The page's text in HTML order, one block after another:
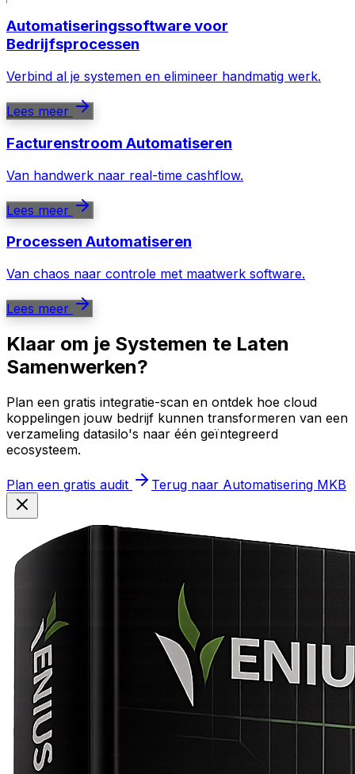
Automatiseringssoftware voor
Bedrijfsprocessen
Verbind al je systemen en elimineer handmatig werk.
Lees meer
Facturenstroom Automatiseren
Van handwerk naar real-time cashflow.
Lees meer
Processen Automatiseren
Van chaos naar controle met maatwerk software.
Lees meer
Klaar om je Systemen te Laten
Samenwerken?
Plan een gratis integratie-scan en ontdek hoe cloud
koppelingen jouw bedrijf kunnen transformeren van een
verzameling datasilo's naar één geïntegreerd
ecosysteem.
Plan een gratis audit Terug naar Automatisering MKB